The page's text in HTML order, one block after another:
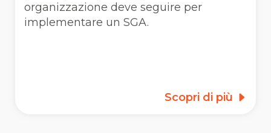
organizzazione deve seguire per
implementare un SGA.
Scopri di più